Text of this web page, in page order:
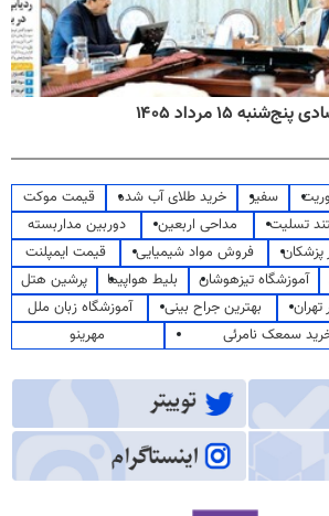
۱۵ مرداد ۱۴۰۵
سفیر خرید طلای آب شده
قیمت موکت
تسلیت مداحی اربعین
دوربین مداربسته
پزشکان
فروش مواد شیمیایی
قیمت ایمپلنت
آموزشگاه تیزهوشان بلیط هواپیما
پرشین هتل
بهترین جراح بینی
آموزشگاه زبان ملل
سمعک نامرئی
مهرینو